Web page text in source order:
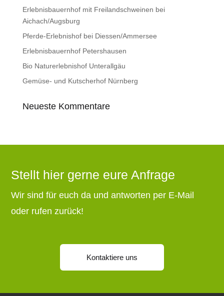
Erlebnisbauernhof mit Freilandschweinen bei
Aichach/Augsburg
Pferde-Erlebnishof bei Diessen/Ammersee
Erlebnisbauernhof Petershausen
Bio Naturerlebnishof Unterallgäu
Gemüse- und Kutscherhof Nürnberg
Neueste Kommentare
Stellt hier gerne eure Anfrage
Wir sind für euch da und antworten per E-Mail
oder rufen zurück!
Kontaktiere uns